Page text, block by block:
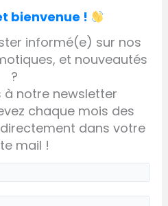
bienvenue !
informé(e) sur nos
et nouveautés
?
à notre newsletter
chaque mois des
dans votre
mail !